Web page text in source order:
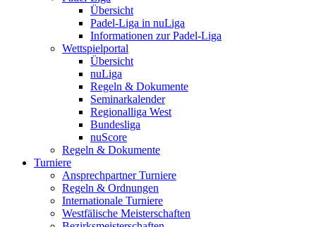
Übersicht
Padel-Liga in nuLiga
Informationen zur Padel-Liga
Wettspielportal
Übersicht
nuLiga
Regeln & Dokumente
Seminarkalender
Regionalliga West
Bundesliga
nuScore
Regeln & Dokumente
Turniere
Ansprechpartner Turniere
Regeln & Ordnungen
Internationale Turniere
Westfälische Meisterschaften